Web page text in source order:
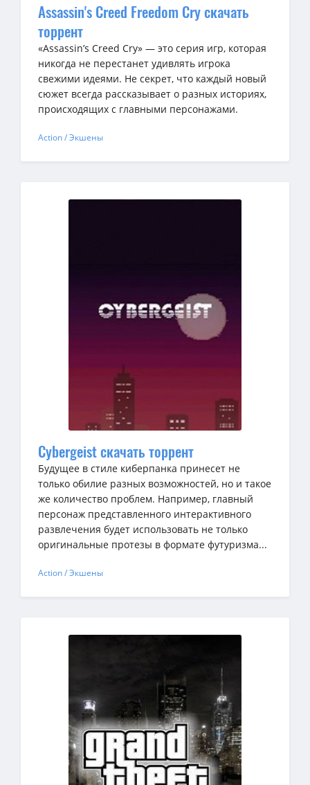
Assassin's Creed Freedom Cry скачать
торрент
«Assassin’s Creed Cry» — это серия игр, которая
никогда не перестанет удивлять игрока
свежими идеями. Не секрет, что каждый новый
сюжет всегда рассказывает о разных историях,
происходящих с главными персонажами.
Action / Экшены
Cybergeist скачать торрент
Будущее в стиле киберпанка принесет не
только обилие разных возможностей, но и такое
же количество проблем. Например, главный
персонаж представленного интерактивного
развлечения будет использовать не только
оригинальные протезы в формате футуризма...
Action / Экшены